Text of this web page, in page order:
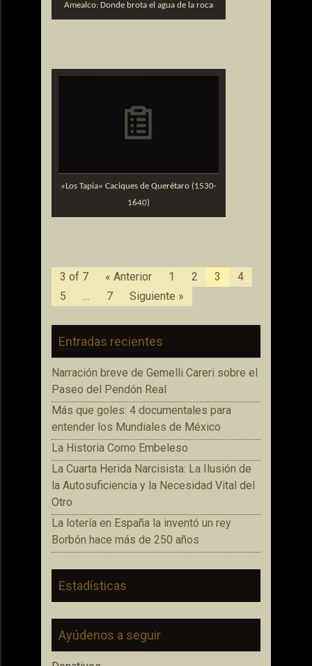
Amealco: Donde brota el agua de la roca
«Los Tapia» Caciques de Querétaro (1530-
1640)
3 of 7 « Anterior 1 2 3
4
5
… 7 Siguiente »
Entradas recientes
Narración breve de Gemelli Careri sobre el
Paseo del Pendón Real
Más que goles: 4 documentales para
entender los Mundiales de México
La Historia Como Embeleso
La Cuarta Herida Narcisista: La Ilusión de
la Autosuficiencia y la Necesidad Vital del
Otro
La lotería en España la inventó un rey
Borbón hace más de 250 años
Estadísticas
Ayúdenos a seguir